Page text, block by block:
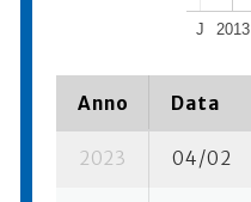
2013
J
Anno Data
2023 04/02